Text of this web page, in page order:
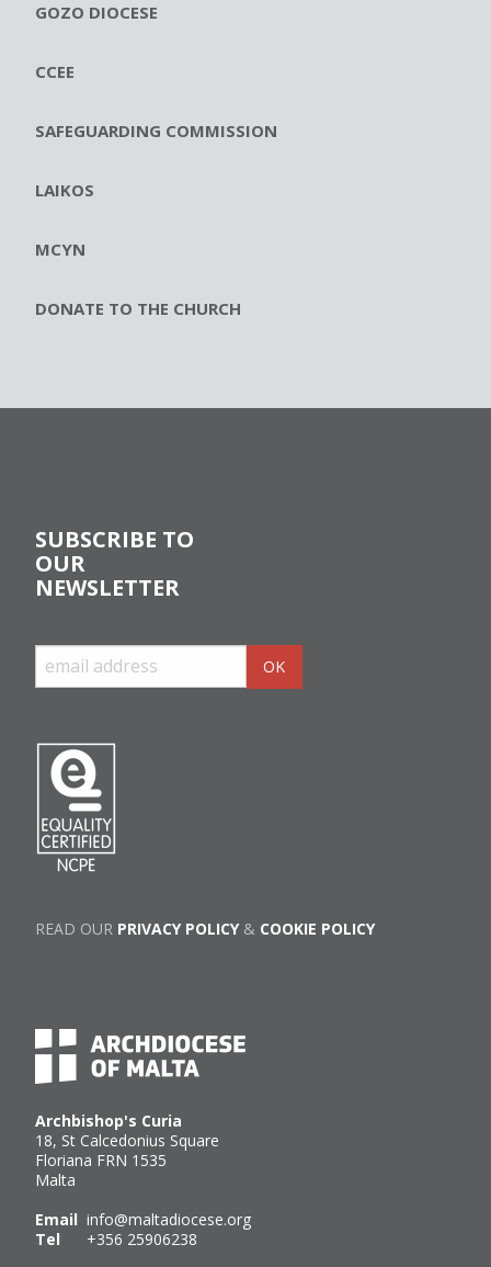
GOZO DIOCESE
CCEE
SAFEGUARDING COMMISSION
LAIKOS
MCYN
DONATE TO THE CHURCH
Archbishop's Curia
18, St Calcedonius Square
Floriana FRN 1535
Malta
Email info@maltadiocese.org
Tel +356 25906238
SUBSCRIBE TO
OUR
NEWSLETTER
READ OUR PRIVACY POLICY& COOKIE POLICY